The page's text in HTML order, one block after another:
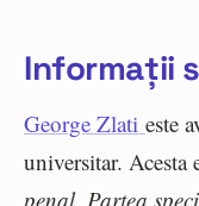
Informații
George Zlati este
universitar.
penal. Partea